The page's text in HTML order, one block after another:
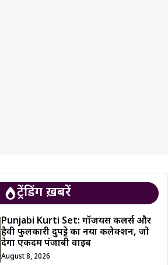
ट्रेंडिंग ख़बरें
Punjabi Kurti Set: गॉर्जियस कलर्स और
हैवी फुलकारी दुपट्टे का नया कलेक्शन, जो
देगा एकदम पंजाबी वाइब
August 8, 2026